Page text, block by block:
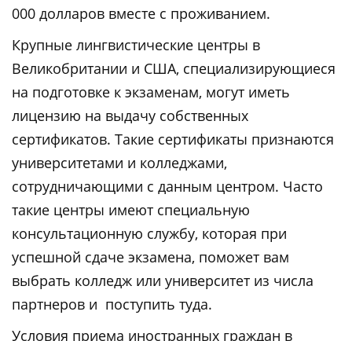
000 долларов вместе с проживанием.
Крупные лингвистические центры в
Великобритании и США, специализирующиеся
на подготовке к экзаменам, могут иметь
лицензию на выдачу собственных
сертификатов. Такие сертификаты признаются
университетами и колледжами,
сотрудничающими с данным центром. Часто
такие центры имеют специальную
консультационную службу, которая при
успешной сдаче экзамена, поможет вам
выбрать колледж или университет из числа
партнеров и поступить туда.
Условия приема иностранных граждан в